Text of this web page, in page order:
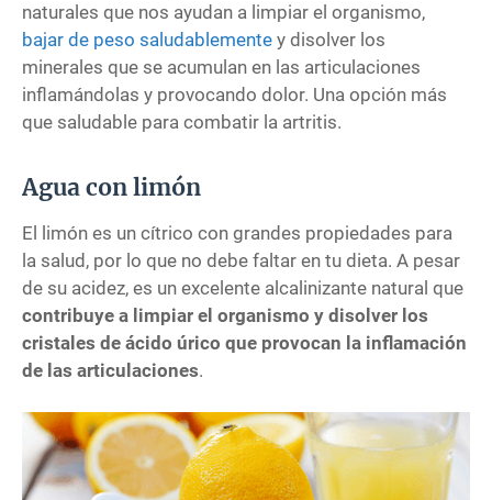
naturales que nos ayudan a limpiar el organismo,
bajar de peso saludablemente y disolver los
minerales que se acumulan en las articulaciones
inflamándolas y provocando dolor. Una opción más
que saludable para combatir la artritis.
Agua con limón
El limón es un cítrico con grandes propiedades para
la salud, por lo que no debe faltar en tu dieta. A pesar
de su acidez, es un excelente alcalinizante natural que
contribuye a limpiar el organismo y disolver los
cristales de ácido úrico que provocan la inflamación
de las articulaciones.